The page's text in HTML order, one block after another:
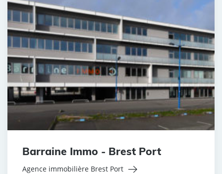
Barraine Immo - Brest Port
Agence immobilière Brest Port